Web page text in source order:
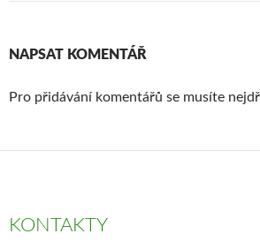
NAPSAT KOMENTÁŘ
Pro přidávání komentářů se musíte
KONTAKTY